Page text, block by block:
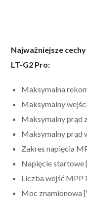
Najważniejsze
LT-G2 Pro:
Maksymalna
Maksymalny
Maksymalny prąd
Maksymalny prąd
Zakres napięcia
Napięcie startowe
Liczba wejść
Moc znamionowa